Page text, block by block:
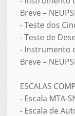
Breve –
- Teste dos
- Teste de
- Instrumento
Breve –
ESCALAS
- Escala MTA-
- Escala de